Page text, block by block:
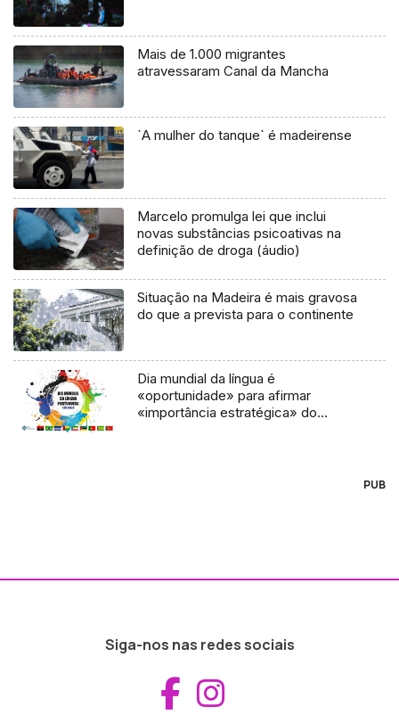
Mais de 1.000 migrantes
atravessaram Canal da Mancha
`A mulher do tanque` é madeirense
Marcelo promulga lei que inclui
novas substâncias psicoativas na
definição de droga (áudio)
Situação na Madeira é mais gravosa
do que a prevista para o continente
Dia mundial da língua é
«oportunidade» para afirmar
«importância estratégica» do
PUB
Siga-nos nas redes sociais
Aceder ao